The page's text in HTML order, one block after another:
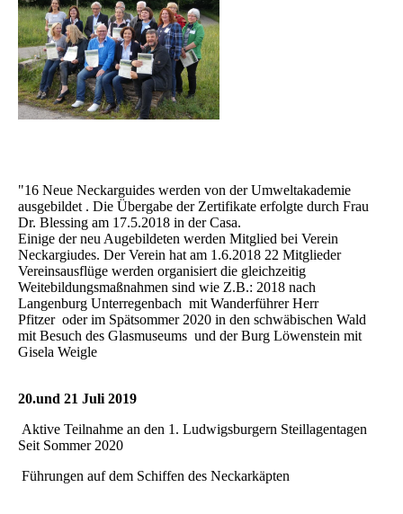
"16 Neue Neckarguides werden von der Umweltakademie
ausgebildet . Die Übergabe der Zertifikate erfolgte durch Frau
Dr. Blessing am 17.5.2018 in der Casa.
Einige der neu Augebildeten werden Mitglied bei Verein
Neckargiudes. Der Verein hat am 1.6.2018 22 Mitglieder
Vereinsausflüge werden organisiert die gleichzeitig
Weitebildungsmaßnahmen sind wie Z.B.: 2018 nach
Langenburg Unterregenbach mit Wanderführer Herr
Pfitzer oder im Spätsommer 2020 in den schwäbischen Wald
mit Besuch des Glasmuseums und der Burg Löwenstein mit
Gisela Weigle
20.und 21 Juli 2019
Aktive Teilnahme an den 1. Ludwigsburgern Steillagentagen
Seit Sommer 2020
Führungen auf dem Schiffen des Neckarkäpten